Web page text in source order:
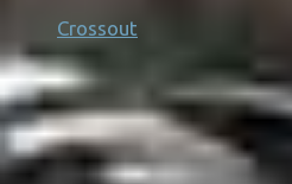
Crossout